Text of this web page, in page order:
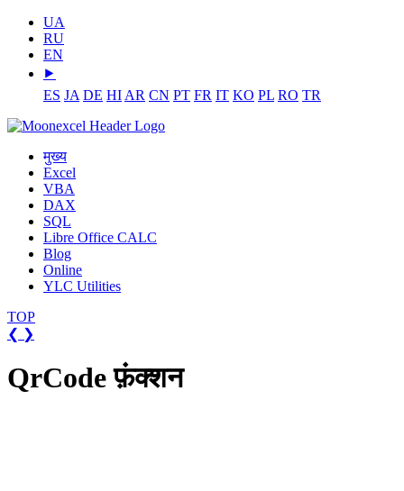
UA
RU
EN
⯈
ES JA DE HI AR CN PT FR IT KO PL RO TR
मुख्य
Excel
VBA
DAX
SQL
Libre Office CALC
Blog
Online
YLC Utilities
TOP
❮ ❯
QrCode फ़ंक्शन